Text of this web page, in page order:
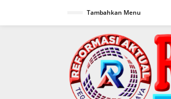
Tambahkan Menu